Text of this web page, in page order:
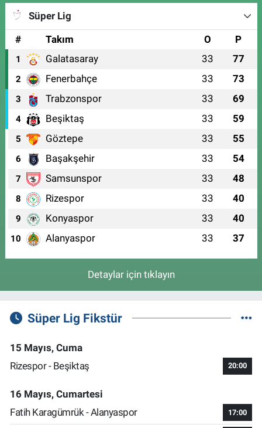
Süper Lig
#
Takım O P
1 Galatasaray 33 77
2 Fenerbahçe 33 73
3 Trabzonspor 33 69
4 Beşiktaş 33 59
5 Göztepe 33 55
6 Başakşehir 33 54
7 Samsunspor 33 48
8 Rizespor 33 40
9 Konyaspor 33 40
10 Alanyaspor 33 37
Detaylar için tıklayın
Süper Lig Fikstür
15 Mayıs, Cuma
Rizespor - Beşiktaş
20:00
16 Mayıs, Cumartesi
Fatih Karagümrük - Alanyaspor
17:00